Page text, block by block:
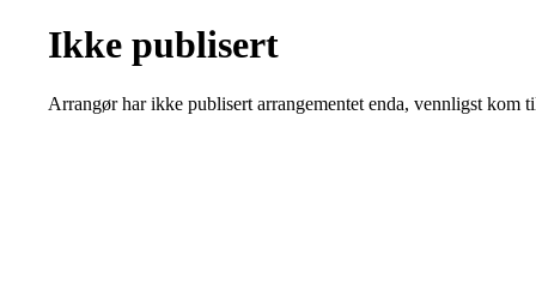
Ikke publisert
Arrangør har ikke publisert arrangementet enda, vennligst kom